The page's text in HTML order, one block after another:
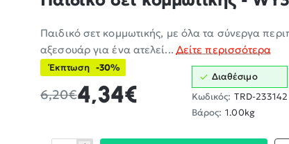
Παιδικό σετ κομμωτικής, με όλα τα σύνεργα
αξεσουάρ για ένα ατελεί... Δείτε περισσότερα
Έκπτωση -30%
4,34€
6,20€
Διαθέσιμο
Κωδικός: TRD-233142
Βάρος: 1.00kg